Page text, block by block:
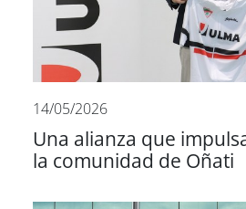
14/05/2026
Una alianza que
la comunidad de Oñati